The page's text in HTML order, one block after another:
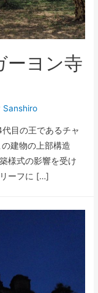
ーヨン寺
Sanshiro
目の王であるチャ
建物の上部構造
様式の影響を受け
ーフに […]